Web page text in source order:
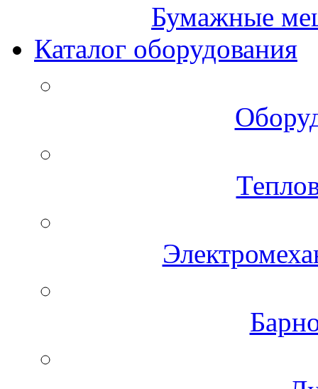
Бумажные
Каталог оборудования